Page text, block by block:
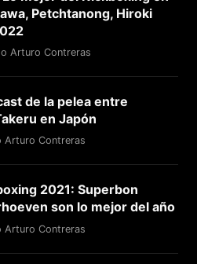
Petchtanong, Hiroki
Arturo Contreras
de la pelea entre
en Japón
Arturo Contreras
2021: Superbon
son lo mejor del año
Arturo Contreras